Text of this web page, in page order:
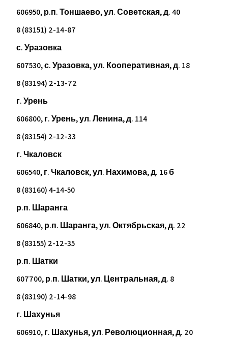
606950, р.п. Тоншаево, ул. Советская, д. 40
8 (83151) 2-14-87
с. Уразовка
607530, с. Уразовка, ул. Кооперативная, д. 18
8 (83194) 2-13-72
г. Урень
606800, г. Урень, ул. Ленина, д. 114
8 (83154) 2-12-33
г. Чкаловск
606540, г. Чкаловск, ул. Нахимова, д. 16 б
8 (83160) 4-14-50
р.п. Шаранга
606840, р.п. Шаранга, ул. Октябрьская, д. 22
8 (83155) 2-12-35
р.п. Шатки
607700, р.п. Шатки, ул. Центральная, д. 8
8 (83190) 2-14-98
г. Шахунья
606910, г. Шахунья, ул. Революционная, д. 20